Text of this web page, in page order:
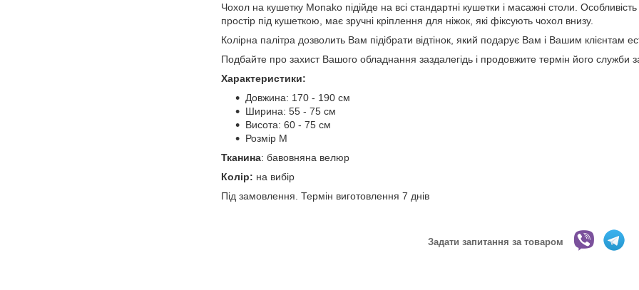
Чохол на кушетку Monako підійде на всі стандартні кушетки і масажні столи.
простір під кушеткою, має зручні кріплення для ніжок, які фіксують чохол внизу.
Колірна палітра дозволить Вам підібрати відтінок, який подарує Вам і Вашим клієнтам
Подбайте про захист Вашого обладнання заздалегідь і продовжите термін його
Характеристики:
Довжина: 170 - 190 см
Ширина: 55 - 75 см
Висота: 60 - 75 см
Розмір М
Тканина: бавовняна велюр
Колір: на вибір
Під замовлення. Термін виготовлення 7 днів
Задати запитання за товаром